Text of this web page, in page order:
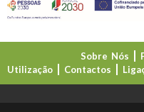
Sobre Nós
Utilização
Contactos